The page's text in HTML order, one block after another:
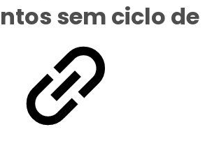
sem ciclo de